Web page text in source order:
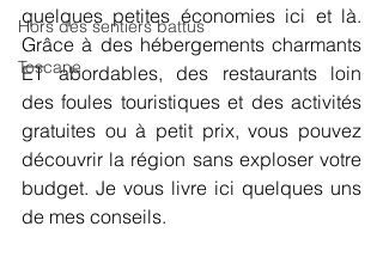
Hors des sentiers battus
Toscane
quelques petites économies ici et là.
Grâce à des hébergements charmants
ET abordables, des restaurants loin
des foules touristiques et des activités
gratuites ou à petit prix, vous pouvez
découvrir la région sans exploser votre
budget. Je vous livre ici quelques uns
de mes conseils.